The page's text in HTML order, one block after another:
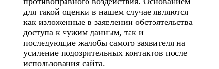
для такой оценки в нашем случае являются
как изложенные в заявлении обстоятельства
доступа к чужим данным, так и
последующие жалобы самого заявителя на
усиление подозрительных контактов после
использования сайта.